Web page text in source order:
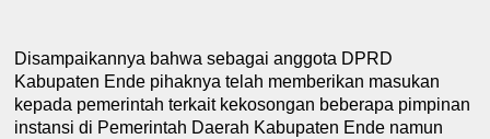
Disampaikannya bahwa sebagai anggota DPRD
Kabupaten Ende pihaknya telah memberikan masukan
kepada pemerintah terkait kekosongan beberapa pimpinan
instansi di Pemerintah Daerah Kabupaten Ende namun